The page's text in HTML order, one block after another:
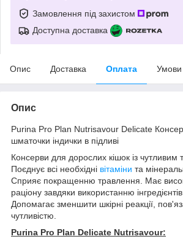
Замовлення під захистом
Доступна доставка
Опис Доставка Оплата Умови
Опис
Purina Pro Plan Nutrisavour Delicate
шматочки індички в підливі
Консерви для дорослих кішок із чутливим
Поєднує всі необхідні вітаміни та
Сприяє покращенню травлення. Має
раціону завдяки використанню інгредієнтів
Допомагає зменшити шкірні реакції,
чутливістю.
Purina Pro Plan Delicate Nutrisavour: